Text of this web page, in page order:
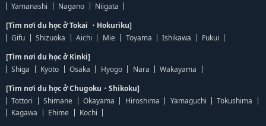
Yamanashi
Nagano
Niigata
[Tìm nơi du học ở Tokai ・Hokuriku]
Gifu
Shizuoka Aichi Mie Toyama Ishikawa
Fukui
[Tìm nơi du học ở Kinki]
Shiga
Kyoto Osaka Hyogo Nara
Wakayama
[Tìm nơi du học ở Chugoku・Shikoku]
Tottori
Shimane Okayama Hiroshima Yamaguchi
Tokushima
Kagawa
Ehime
Kochi